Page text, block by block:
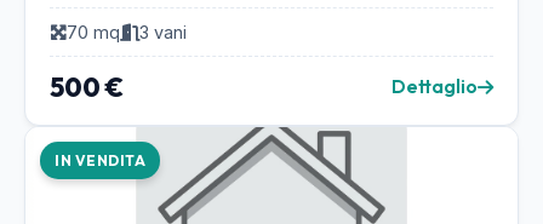
soggiorno, cucina abitabile, disimpegno,...
70 mq
3 vani
500 € Dettaglio
IN VENDITA